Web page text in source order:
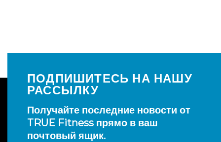
ПОДПИШИТЕСЬ НА НАШУ
РАССЫЛКУ
Получайте последние новости от
TRUE Fitness прямо в ваш
почтовый ящик.